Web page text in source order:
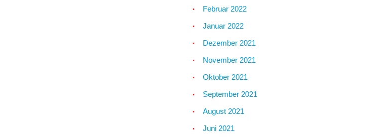
Februar 2022
Januar 2022
Dezember 2021
November 2021
Oktober 2021
September 2021
August 2021
Juni 2021